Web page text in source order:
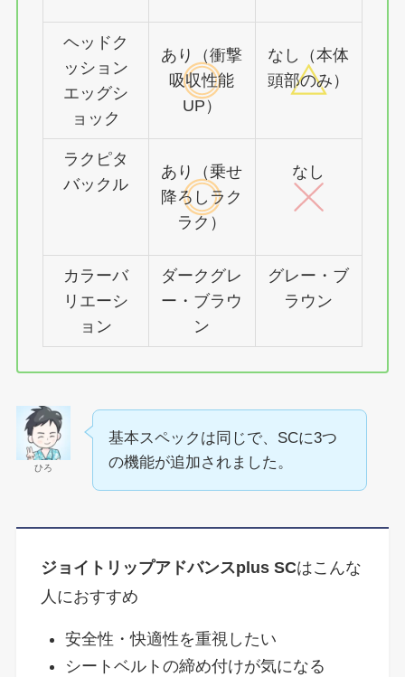
ヘッドク
ッション
エッグシ
ョック
あり（衝撃
吸収性能
UP）
なし（本体
頭部のみ）
ラクピタ
バックル
あり（乗せ
降ろしラク
ラク）
なし
カラーバ
リエーシ
ョン
ダークグレ
ー・ブラウ
ン
グレー・ブ
ラウン
ひろ
基本スペックは同じで、SCに3つ
の機能が追加されました。
ジョイトリップアドバンスplus SCはこんな
人におすすめ
安全性・快適性を重視したい
シートベルトの締め付けが気になる